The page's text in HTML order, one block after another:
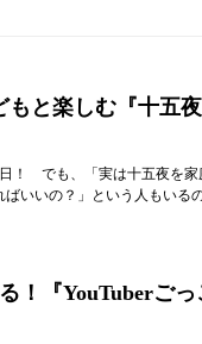
もと楽しむ『十五
！ でも、「実は十五夜を家
ばいいの？」という人もい
！『YouTuberご